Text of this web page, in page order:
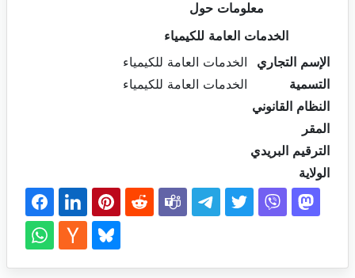
معلومات حول
الخدمات العامة للكيمياء
الإسم التجاري
الخدمات العامة للكيمياء
التسمية
الخدمات العامة للكيمياء
النظام القانوني
المقر
الترقيم البريدي
الولاية